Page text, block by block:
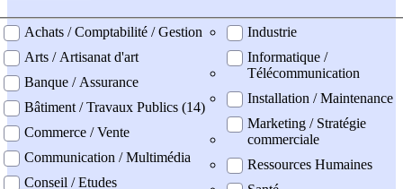
professionel
Achats / Comptabilité / Gestion
Arts / Artisanat d'art
Banque / Assurance
Bâtiment / Travaux Publics (14)
Commerce / Vente
Communication / Multimédia
Conseil / Etudes
Industrie
Informatique /
Télécommunication
Installation / Maintenance
Marketing / Stratégie
commerciale
Ressources Humaines